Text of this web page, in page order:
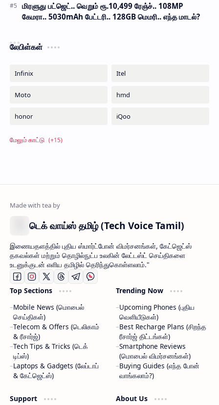
மிரளுது பட்ஜெட்.. வெறும் ரூ.10,499 ரேஞ்ச்.. 108MP
கேமரா.. 5030mAh பேட்டரி.. 128GB மெமரி.. எந்த மாடல்?
லேபிள்கள்
டெக் வாய்ஸ் தமிழ் (Tech Voice Tamil)
இணையதளத்தில் புதிய ஸ்மார்ட்போன் விமர்சனங்கள், கேட்ஜெட்ஸ்
தகவல்கள் மற்றும் தொழில்நுட்ப உலகின் லேட்டஸ்ட் செய்திகளை
உடனுக்குடன் எளிய தமிழில் தெரிந்துகொள்ளலாம்."
Top Sections
Mobile News (மொபைல்
செய்திகள்)
Telecom & Offers (டெலிகாம்
& ரீசார்ஜ்)
Tech Tips & Tricks (டெக்
டிப்ஸ்)
Laptops & Gadgets (லேப்டாப்
& கேட்ஜெட்ஸ்)
Trending Now
Upcoming Phones (புதிய
வெளியீடுகள்)
Best Recharge Plans (சிறந்த
ரீசார்ஜ் திட்டங்கள்)
Smartphone Reviews
(மொபைல் விமர்சனங்கள்)
Buying Guides (எந்த போன்
வாங்கலாம்?)
Support About Us